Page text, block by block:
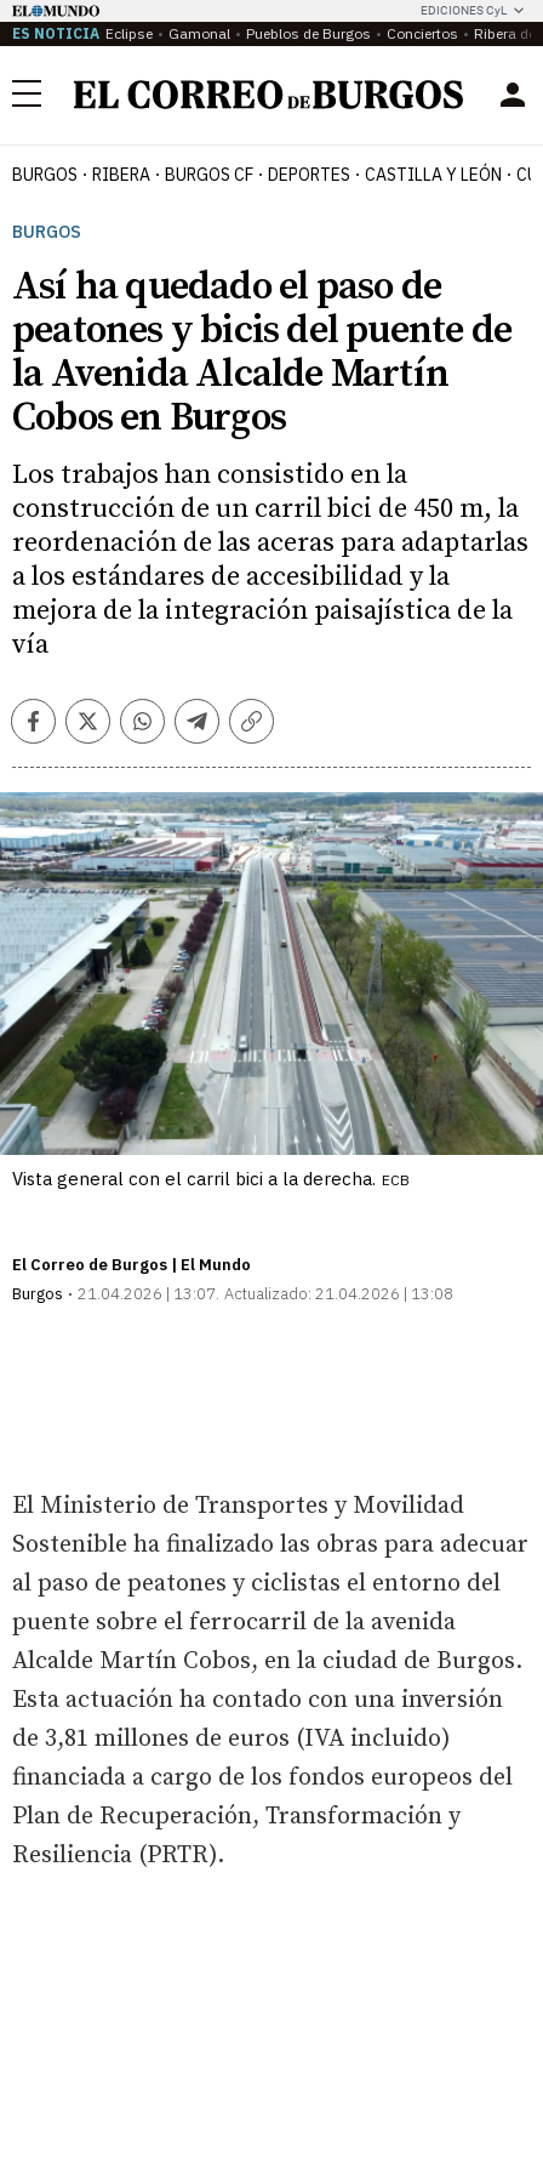
EDICIONES CyL
ES NOTICIA Eclipse Gamonal Pueblos de Burgos Conciertos Ribera del
Menú
BURGOS RIBERA BURGOS CF DEPORTES CASTILLA Y LEÓN
BURGOS
Así ha quedado el paso de
peatones y bicis del puente de
la Avenida Alcalde Martín
Cobos en Burgos
Los trabajos han consistido en la
construcción de un carril bici de 450 m, la
reordenación de las aceras para adaptarlas
a los estándares de accesibilidad y la
mejora de la integración paisajística de la
vía
FacebookTwitterWhatsappTelegramCopiar
Vista general con el carril bici a la derecha. ECB
El Correo de Burgos | El Mundo
Burgos
21.04.2026 | 13:07 Actualizado: 21.04.2026 | 13:08
El Ministerio de Transportes y Movilidad
Sostenible ha finalizado las obras para adecuar
al paso de peatones y ciclistas el entorno del
puente sobre el ferrocarril de la avenida
Alcalde Martín Cobos, en la ciudad de Burgos.
Esta actuación ha contado con una inversión
de 3,81 millones de euros (IVA incluido)
financiada a cargo de los fondos europeos del
Plan de Recuperación, Transformación y
Resiliencia (PRTR).